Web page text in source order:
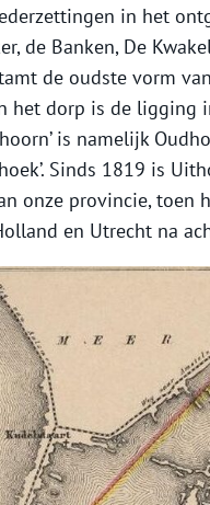
in het
de Banken, De
de oudste vorm
het dorp is de ligging
is namelijk
Sinds 1819 is
onze provincie, toen
en Utrecht na